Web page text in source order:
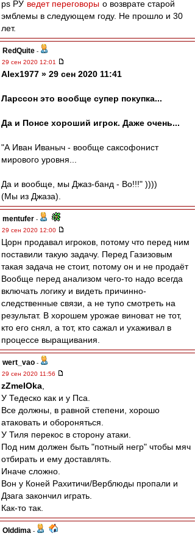
ps РУ ведет переговоры о возврате старой
эмблемы в следующем году. Не прошло и 30
лет.
RedQuite -
29 сен 2020 12:01
Alex1977 » 29 сен 2020 11:41
Ларссон это вообще супер покупка...
Да и Понсе хороший игрок. Даже очень...
"А Иван Иваныч - вообще саксофонист
мирового уровня...
Да и вообще, мы Джаз-банд - Во!!!" ))))
(Мы из Джаза).
mentufer -
29 сен 2020 12:00
Цорн продавал игроков, потому что перед ним
поставили такую задачу. Перед Газизовым
такая задача не стоит, потому он и не продаёт
Вообще перед анализом чего-то надо всегда
включать логику и видеть причинно-
следственные связи, а не тупо смотреть на
результат. В хорошем урожае виноват не тот,
кто его снял, а тот, кто сажал и ухаживал в
процессе выращивания.
wert_vao -
29 сен 2020 11:56
zZmeIOka
У Тедеско как и у Пса.
Все должны, в равной степени, хорошо
атаковать и обороняться.
У Тиля перекос в сторону атаки.
Под ним должен быть "потный негр" чтобы мяч
отбирать и ему доставлять.
Иначе сложно.
Вон у Коней Рахитичи/Верблюды пропали и
Дзага закончил играть.
Как-то так.
Olddima -